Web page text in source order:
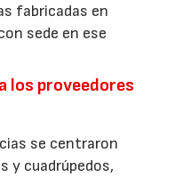
fabricadas en
sede en ese
los proveedores
se centraron
y cuadrúpedos,